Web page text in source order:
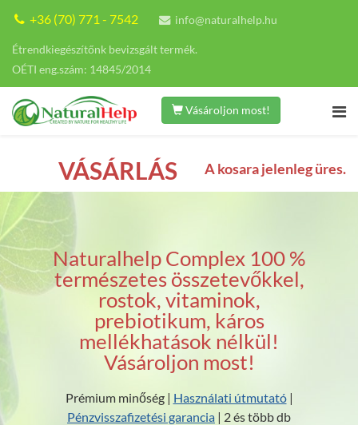
+36 (70) 771 - 7542 info@naturalhelp.hu
Étrendkiegészítőnk bevizsgált termék.
OÉTI eng.szám: 14845/2014
Vásároljon most!
VÁSÁRLÁS A kosara jelenleg üres.
Naturalhelp Complex 100 %
természetes összetevőkkel,
rostok, vitaminok,
prebiotikum, káros
mellékhatások nélkül!
Vásároljon most!
Prémium minőség | Használati útmutató|
Pénzvisszafizetési garancia | 2 és több db